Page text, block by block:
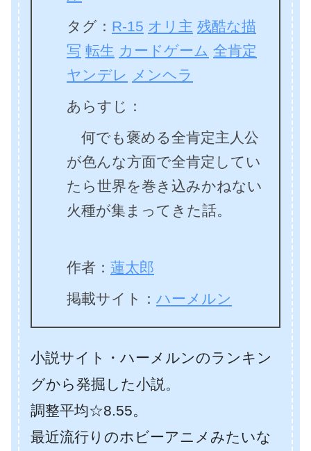
タグ： R-15 オリ主 残酷な描
写 転生 カードゲーム 全肯定
ヤンデレ
メンヘラ
あらすじ：
何でも褒める全肯定主人公
が色んな方面で全肯定してい
たら世界を巻き込みかねない
火種が集まってきた話。
作者： 蓮太郎
掲載サイト： ハーメルン
小説サイト・ハーメルンのランキン
グから発掘した小説。
調整平均☆8.55。
最近流行りのホビーアニメみたいな